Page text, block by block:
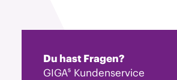
Du hast Fragen?
GIGA⁵ Kundenservice